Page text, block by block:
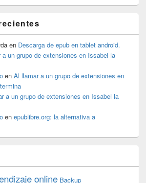
en Descarga de epub en tablet android.
a un grupo de extensiones en Issabel la
en Al llamar a un grupo de extensiones en
a un grupo de extensiones en Issabel la
en epublibre.org: la alternativa a
online Backup